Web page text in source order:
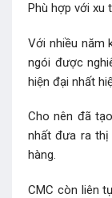
Phù hợp với xu
Với nhiều năm
ngói được
hiện đại nhất
Cho nên đã
nhất đưa ra thị
hàng.
CMC còn liên